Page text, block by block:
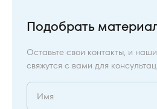
Подобрать
Оставьте свои контакты, и
свяжутся с вами для